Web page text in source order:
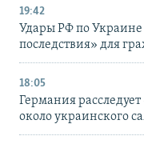
19:42
Удары РФ по
последствия» для
18:05
Германия
около украинского